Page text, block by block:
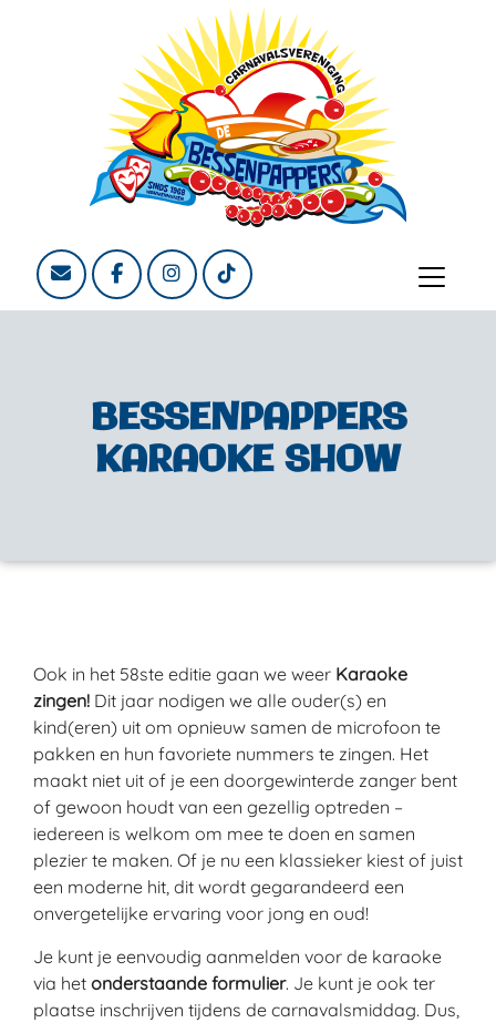
BESSENPAPPERS
KARAOKE SHOW
Ook in het 58ste editie gaan we weer Karaoke
zingen! Dit jaar nodigen we alle ouder(s) en
kind(eren) uit om opnieuw samen de microfoon te
pakken en hun favoriete nummers te zingen. Het
maakt niet uit of je een doorgewinterde zanger bent
of gewoon houdt van een gezellig optreden –
iedereen is welkom om mee te doen en samen
plezier te maken. Of je nu een klassieker kiest of juist
een moderne hit, dit wordt gegarandeerd een
onvergetelijke ervaring voor jong en oud!
Je kunt je eenvoudig aanmelden voor de karaoke
via het onderstaande formulier. Je kunt je ook ter
plaatse inschrijven tijdens de carnavalsmiddag. Dus,